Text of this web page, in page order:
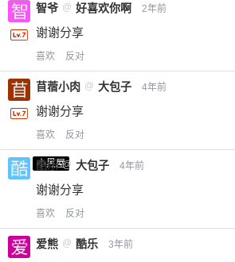
智爷 @ 好喜欢你啊 2年前
谢谢分享
喜欢 反对
苜蓿小肉 @ 大包子 4年前
谢谢分享
喜欢 反对
小黑屋
酷乐 @ 大包子 4年前
谢谢分享
喜欢 反对
爱熊 @ 酷乐 3年前